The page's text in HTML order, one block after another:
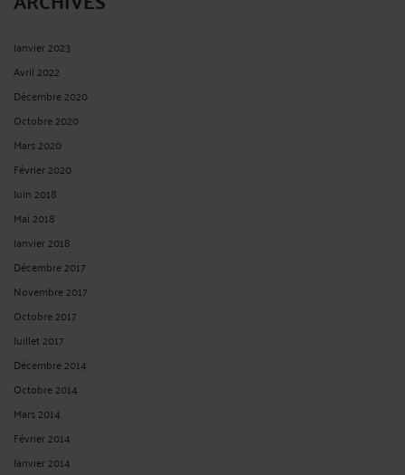
Janvier 2023
Avril 2022
Décembre 2020
Octobre 2020
Mars 2020
Février 2020
Juin 2018
Mai 2018
Janvier 2018
Décembre 2017
Novembre 2017
Octobre 2017
Juillet 2017
Décembre 2014
Octobre 2014
Mars 2014
Février 2014
Janvier 2014